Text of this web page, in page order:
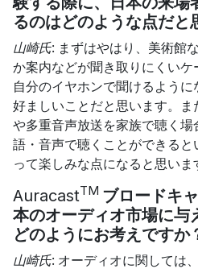
るのはどのような点だと
山崎氏: まずはやはり、美術館
か案内などが聞き取りにくい
自分のイヤホンで聞けるよう
好ましいことだと思います。
や多重音声放送を家族で聴く
語・音声で聴くことができる
って楽しみな点になると思いま
AuracastTM ブロードキ
本のオーディオ市場に与
どのようにお考えですか
山崎氏: オーディオに関しては